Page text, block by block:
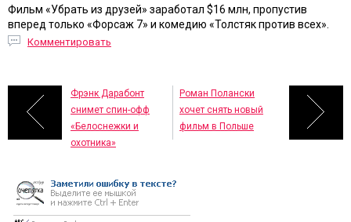
Фильм «Убрать из друзей» заработал $16 млн, пропустив
вперед только «Форсаж 7» и комедию «Толстяк против всех».
Комментировать
Фрэнк Дарабонт
снимет спин-офф
«Белоснежки и
охотника»
Роман Полански
хочет снять новый
фильм в Польше